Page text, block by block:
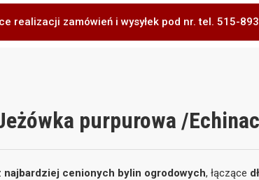
realizacji zamówień i wysyłek pod nr. tel. 515-
purpurowa /
najbardziej cenionych bylin ogrodowych, łączące